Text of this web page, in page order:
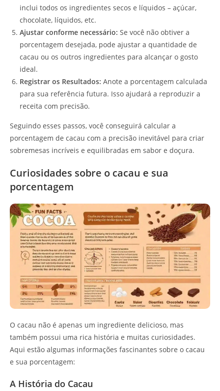
inclui todos os ingredientes secos e líquidos – açúcar,
chocolate, líquidos, etc.
Ajustar conforme necessário: Se você não obtiver a
porcentagem desejada, pode ajustar a quantidade de
cacau ou os outros ingredientes para alcançar o gosto
ideal.
Registrar os Resultados: Anote a porcentagem calculada
para sua referência futura. Isso ajudará a reproduzir a
receita com precisão.
Seguindo esses passos, você conseguirá calcular a
porcentagem de cacau com a precisão inevitável para criar
sobremesas incríveis e equilibradas em sabor e doçura.
Curiosidades sobre o cacau e sua
porcentagem
O cacau não é apenas um ingrediente delicioso, mas
também possui uma rica história e muitas curiosidades.
Aqui estão algumas informações fascinantes sobre o cacau
e sua porcentagem:
A História do Cacau